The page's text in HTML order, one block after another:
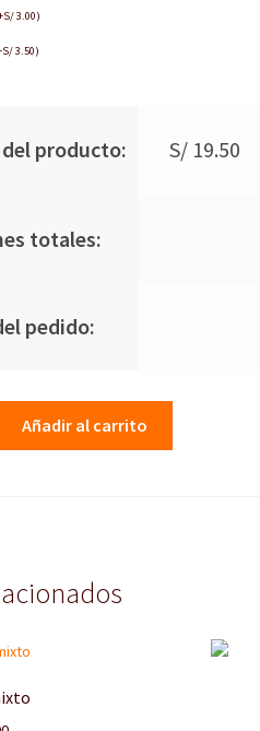
S/3.00)
S/3.50)
producto: S/19.50
totales:
pedido:
Añadir al carrito